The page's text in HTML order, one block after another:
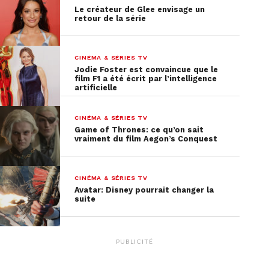
2 – Kirikou et la sorcière
C’est le film d’animation parfait si vous souhaitez
découvrir de nouvelles cultures ! L’histoire se
déroule en Afrique, en plein cœur du village de
Kirikou ensorcelé par la sorcière Karaba. Ce petit
garçon vaillant cherche à découvrir le secret de la
méchante sorcière pour délivrer son village de la
malédiction.
Disponible sur Canal +
Le créateur de Glee envisage un
retour de la série
CINÉMA & SÉRIES TV
Jodie Foster est convaincue que le
film F1 a été écrit par l’intelligence
artificielle
CINÉMA & SÉRIES TV
Game of Thrones: ce qu’on sait
vraiment du film Aegon’s Conquest
CINÉMA & SÉRIES TV
Avatar: Disney pourrait changer la
suite
PUBLICITÉ